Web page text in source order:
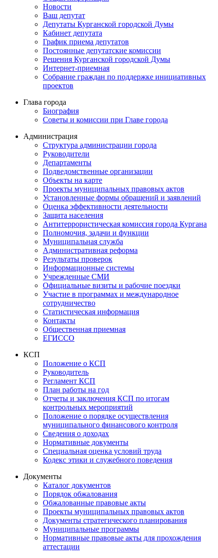
Новости
Ваш депутат
Депутаты Курганской городской Думы
Кабинет депутата
График приема депутатов
Постоянные депутатские комиссии
Решения Курганской городской Думы
Интернет-приемная
Собрание граждан по поддержке инициативных
проектов
Глава города
Биография
Советы и комиссии при Главе города
Администрация
Структура администрации города
Руководители
Департаменты
Подведомственные организации
Объекты на карте
Проекты муниципальных правовых актов
Установленные формы обращений и заявлений
Оценка эффективности деятельности
Защита населения
Антитеррористическая комиссия города Кургана
Полномочия, задачи и функции
Муниципальная служба
Административная реформа
Результаты проверок
Информационные системы
Учрежденные СМИ
Официальные визиты и рабочие поездки
Участие в программах и международное
сотрудничество
Статистическая информация
Контакты
Общественная приемная
ЕГИССО
КСП
Положение о КСП
Руководитель
Регламент КСП
План работы на год
Отчеты и заключения КСП по итогам
контрольных мероприятий
Положение о порядке осуществления
муниципального финансового контроля
Сведения о доходах
Нормативные документы
Специальная оценка условий труда
Кодекс этики и служебного поведения
Документы
Каталог документов
Порядок обжалования
Обжалованные правовые акты
Проекты муниципальных правовых актов
Документы стратегического планирования
Муниципальные программы
Нормативные правовые акты для прохождения
аттестации